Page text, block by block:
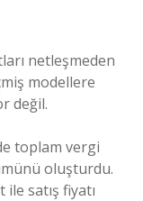
netleşmeden
modellere
değil.
toplam vergi
oluşturdu.
satış fiyatı